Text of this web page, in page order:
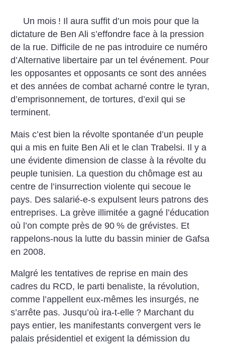
Un mois ! Il aura suffit d’un mois pour que la
dictature de Ben Ali s’effondre face à la pression
de la rue. Difficile de ne pas introduire ce numéro
d’Alternative libertaire par un tel événement. Pour
les opposantes et opposants ce sont des années
et des années de combat acharné contre le tyran,
d’emprisonnement, de tortures, d’exil qui se
terminent.
Mais c’est bien la révolte spontanée d’un peuple
qui a mis en fuite Ben Ali et le clan Trabelsi. Il y a
une évidente dimension de classe à la révolte du
peuple tunisien. La question du chômage est au
centre de l’insurrection violente qui secoue le
pays. Des salarié-e-s expulsent leurs patrons des
entreprises. La grève illimitée a gagné l’éducation
où l’on compte près de 90 % de grévistes. Et
rappelons-nous la lutte du bassin minier de Gafsa
en 2008.
Malgré les tentatives de reprise en main des
cadres du RCD, le parti benaliste, la révolution,
comme l’appellent eux-mêmes les insurgés, ne
s’arrête pas. Jusqu’où ira-t-elle ? Marchant du
pays entier, les manifestants convergent vers le
palais présidentiel et exigent la démission du